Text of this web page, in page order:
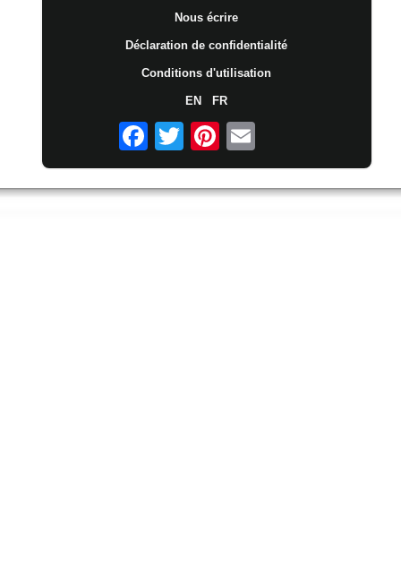
Nous écrire
Déclaration de confidentialité
Conditions d'utilisation
EN FR